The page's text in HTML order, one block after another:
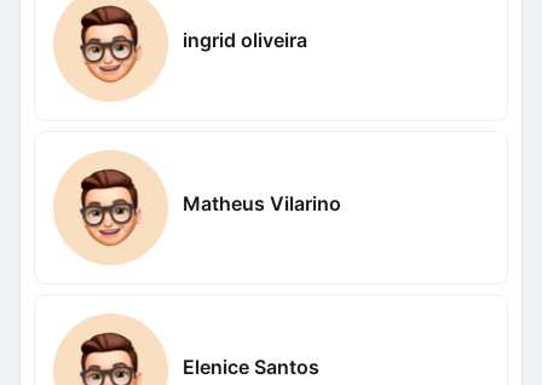
ingrid oliveira
Matheus Vilarino
Elenice Santos